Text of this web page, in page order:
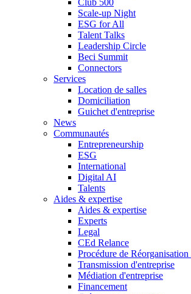
Club 500
Scale-up Night
ESG for All
Talent Talks
Leadership Circle
Beci Summit
Connectors
Services
Location de salles
Domiciliation
Guichet d'entreprise
News
Communautés
Entrepreneurship
ESG
International
Digital AI
Talents
Aides & expertise
Aides & expertise
Experts
Legal
CEd Relance
Procédure de
Transmission d'entreprise
Médiation d'entreprise
Financement